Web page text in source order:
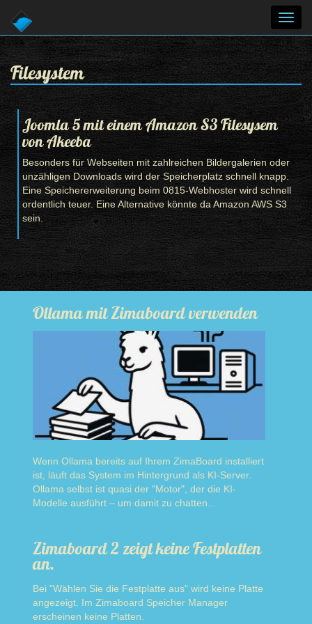
Filesystem
Joomla 5 mit einem Amazon S3 Filesysem
von Akeeba
Besonders für Webseiten mit zahlreichen Bildergalerien oder
unzähligen Downloads wird der Speicherplatz schnell knapp.
Eine Speichererweiterung beim 0815-Webhoster wird schnell
ordentlich teuer. Eine Alternative könnte da Amazon AWS S3
sein.
Ollama mit Zimaboard verwenden
Wenn Ollama bereits auf Ihrem ZimaBoard installiert
ist, läuft das System im Hintergrund als KI-Server.
Ollama selbst ist quasi der "Motor", der die KI-
Modelle ausführt – um damit zu chatten...
Zimaboard 2 zeigt keine Festplatten
an.
Bei "Wählen Sie die Festplatte aus" wird keine Platte
angezeigt. Im Zimaboard Speicher Manager
erscheinen keine Platten.